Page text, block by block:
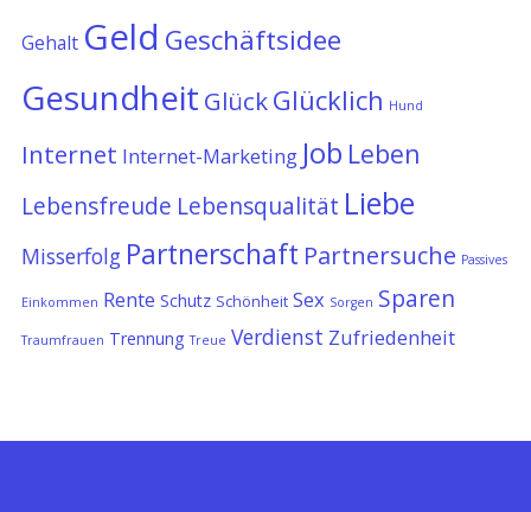
Gehalt Geld Geschäftsidee
Gesundheit GlückGlücklich Hund
Internet Internet-Marketing Job Leben
Lebensfreude Lebensqualität Liebe
Misserfolg Partnerschaft Partnersuche Passives
Einkommen Rente Schutz Schönheit Sex Sorgen Sparen
Traumfrauen Trennung Treue Verdienst Zufriedenheit